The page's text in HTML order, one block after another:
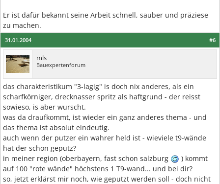
Er ist dafür bekannt seine Arbeit schnell, sauber und präziese
zu machen.
#6
31.01.2004
mls
Bauexpertenforum
das charakteristikum "3-lagig" is doch nix anderes, als ein
scharfkörniger, drecknasser spritz als haftgrund - der reisst
sowieso, is aber wurscht.
was da draufkommt, ist wieder ein ganz anderes thema - und
das thema ist absolut eindeutig.
auch wenn der putzer ein wahrer held ist - wieviele t9-wände
hat der schon geputz?
in meiner region (oberbayern, fast schon salzburg
) kommt
auf 100 "rote wände" höchstens 1 T9-wand... und bei dir?
so, jetzt erklärst mir noch, wie geputzt werden soll - doch nicht